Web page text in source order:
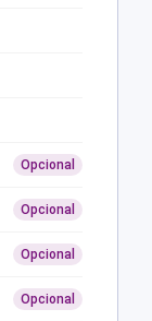
Opcional
Opcional
Opcional
Opcional